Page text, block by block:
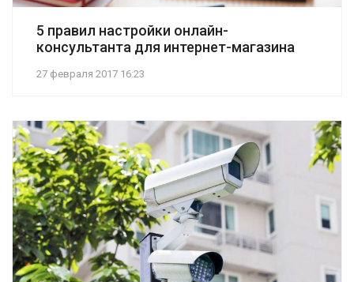
5 правил настройки онлайн-
консультанта для интернет-магазина
27 февраля 2017 16:23